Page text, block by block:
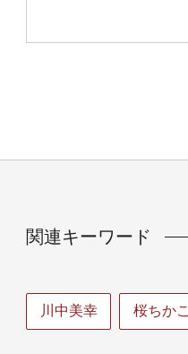
関連キーワード
川中美幸 桜ちかこ